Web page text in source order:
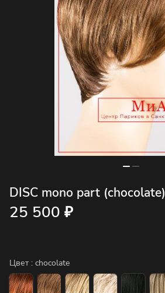
DISC mono part (chocolate)
25 500 ₽
Цвет : chocolate